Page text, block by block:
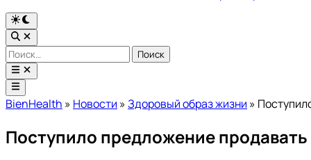
Переключить
на
тёмный
режим
Открыть
поиск
Найти:
Открыть
меню
Главное
меню
BienHealth » Новости »Здоровый образ жизни »
Поступило предложение